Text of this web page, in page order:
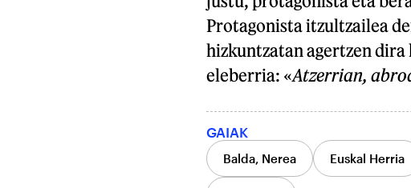
Protagonista itzultzailea
hizkuntzatan agertzen
eleberria: «Atzerrian,
GAIAK
Balda, Nerea Euskal Herria